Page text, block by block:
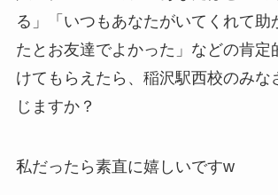
る」「いつもあなたがいてくれて助
たとお友達でよかった」などの肯定
けてもらえたら、稲沢駅西校のみな
じますか？
私だったら素直に嬉しいですw